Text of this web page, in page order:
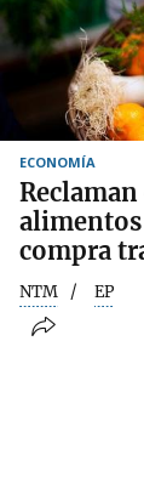
ECONOMÍA
alimentos
compra
NTM EP